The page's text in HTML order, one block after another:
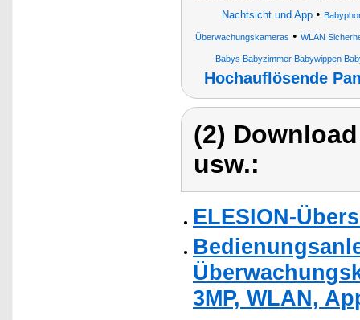
Nachtsicht und App•
Überwachungskameras • WLAN
Babys Babyzimmer Babywippen
Hochauflösende
(2)
usw.:
ELESION-
3MP, WLAN,